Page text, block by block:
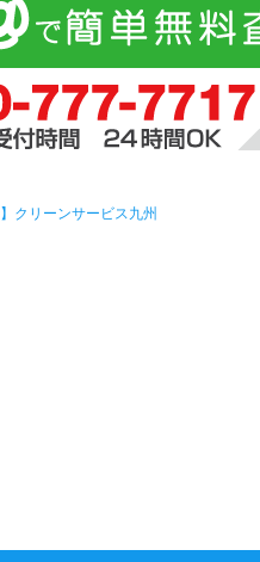
クリーンサービス九州